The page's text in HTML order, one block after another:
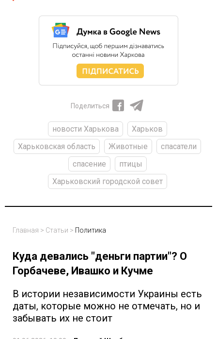
Поделиться
новости Харькова
Харьков
Харьковская область
Животные
спасатели
спасение
птицы
Харьковский городской совет
Главная > Статьи > Политика
Куда девались "деньги партии"? О
Горбачеве, Ивашко и Кучме
В истории независимости Украины есть
даты, которые можно не отмечать, но и
забывать их не стоит